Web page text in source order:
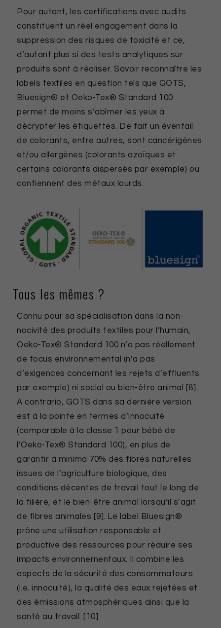
Pour autant, les certifications avec audits
constituent un réel engagement dans la
suppression des risques de toxicité et ce,
d’autant plus si des tests analytiques sur
produits sont à réaliser. Savoir reconnaître les
labels textiles en question tels que GOTS,
Bluesign® et Oeko-Tex® Standard 100
permet de moins s’abîmer les yeux à
décrypter les étiquettes. De fait un éventail
de colorants, entre autres, sont cancérigènes
et/ou allergènes (colorants azoïques et
certains colorants dispersés par exemple) ou
contiennent des métaux lourds.
Tous les mêmes ?
Connu pour sa spécialisation dans la non-
nocivité des produits textiles pour l’humain,
Oeko-Tex® Standard 100 n’a pas réellement
de focus environnemental (n’a pas
d’exigences concernant les rejets d’effluents
par exemple) ni social ou bien-être animal [8].
A contrario, GOTS dans sa dernière version
est à la pointe en termes d’innocuité
(comparable à la classe 1 pour bébé de
l’Oeko-Tex® Standard 100), en plus de
garantir à minima 70% des fibres naturelles
issues de l’agriculture biologique, des
conditions décentes de travail tout le long de
la filière, et le bien-être animal lorsqu’il s’agit
de fibres animales [9]. Le label Bluesign®
prône une utilisation responsable et
productive des ressources pour réduire ses
impacts environnementaux. Il combine les
aspects de la sécurité des consommateurs
(i.e. innocuité), la qualité des eaux rejetées et
des émissions atmosphériques ainsi que la
santé au travail. [10]